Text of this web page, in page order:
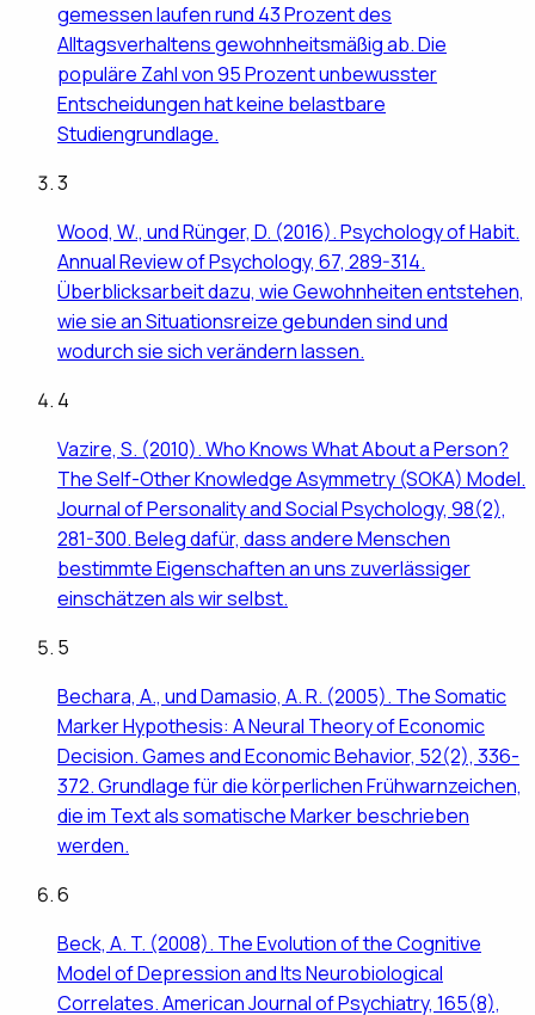
gemessen laufen rund 43 Prozent des
Alltagsverhaltens gewohnheitsmäßig ab. Die
populäre Zahl von 95 Prozent unbewusster
Entscheidungen hat keine belastbare
Studiengrundlage.
3
Wood, W., und Rünger, D. (2016). Psychology of Habit.
Annual Review of Psychology, 67, 289-314.
Überblicksarbeit dazu, wie Gewohnheiten entstehen,
wie sie an Situationsreize gebunden sind und
wodurch sie sich verändern lassen.
4
Vazire, S. (2010). Who Knows What About a Person?
The Self-Other Knowledge Asymmetry (SOKA) Model.
Journal of Personality and Social Psychology, 98(2),
281-300. Beleg dafür, dass andere Menschen
bestimmte Eigenschaften an uns zuverlässiger
einschätzen als wir selbst.
5
Bechara, A., und Damasio, A. R. (2005). The Somatic
Marker Hypothesis: A Neural Theory of Economic
Decision. Games and Economic Behavior, 52(2), 336-
372. Grundlage für die körperlichen Frühwarnzeichen,
die im Text als somatische Marker beschrieben
werden.
6
Beck, A. T. (2008). The Evolution of the Cognitive
Model of Depression and Its Neurobiological
Correlates. American Journal of Psychiatry, 165(8),